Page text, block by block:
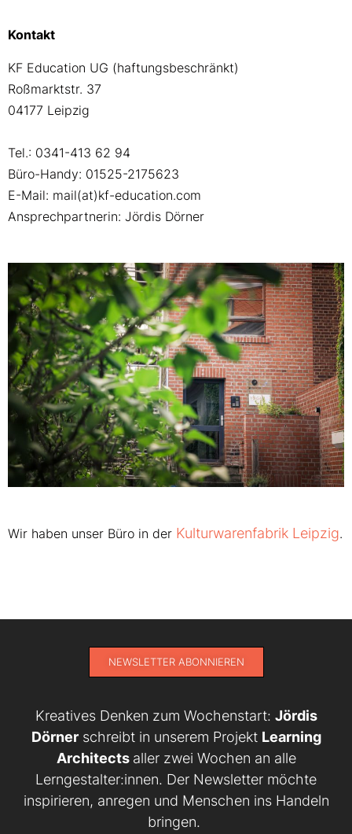
Kontakt
KF Education UG (haftungsbeschränkt)
Roßmarktstr. 37
04177 Leipzig
Tel.: 0341-413 62 94
Büro-Handy: 01525-2175623
E-Mail: mail(at)kf-education.com
Ansprechpartnerin: Jördis Dörner
Wir haben unser Büro in der Kulturwarenfabrik Leipzig.
NEWSLETTER ABONNIEREN
Kreatives Denken zum Wochenstart: Jördis
Dörnerschreibt in unserem Projekt Learning
Architects aller zwei Wochen an alle
Lerngestalter:innen. Der Newsletter möchte
inspirieren, anregen und Menschen ins Handeln
bringen.